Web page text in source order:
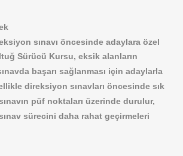
sınavı öncesinde adaylara özel
Sürücü Kursu, eksik alanların
başarı sağlanması için adaylarla
direksiyon sınavları öncesinde sık
püf noktaları üzerinde durulur,
sürecini daha rahat geçirmeleri